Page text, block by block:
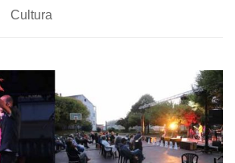
Cultura